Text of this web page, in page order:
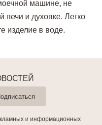
машине, не
печи и духовке. Легко
изделие в воде.
и информационных